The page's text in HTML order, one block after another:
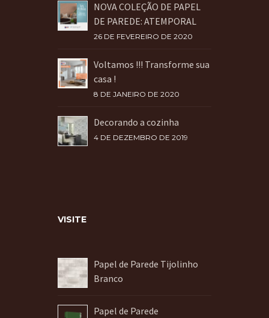
NOVA COLEÇÃO DE PAPEL
DE PAREDE: ATEMPORAL
26 DE FEVEREIRO DE 2020
Voltamos !!! Transforme sua
casa !
8 DE JANEIRO DE 2020
Decorando a cozinha
4 DE DEZEMBRO DE 2019
VISITE
Papel de Parede Tijolinho
Branco
Papel de Parede